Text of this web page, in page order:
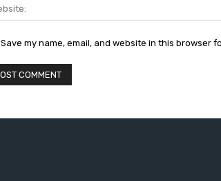
Save my name, email, and website in this browser